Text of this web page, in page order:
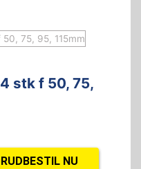
stk f 50, 75,
NU